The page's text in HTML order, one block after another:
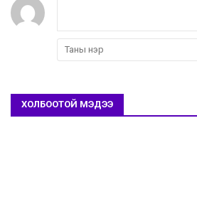
ХОЛБООТОЙ МЭДЭЭ